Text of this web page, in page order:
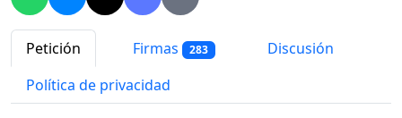
Petición Firmas 283
Discusión
Política de privacidad